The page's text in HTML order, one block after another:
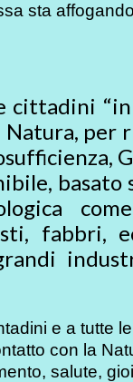
sta
per
fabbri,
e a tutte
con la
salute,